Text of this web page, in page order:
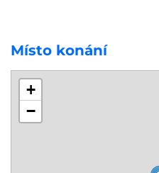
Místo konání
+
−